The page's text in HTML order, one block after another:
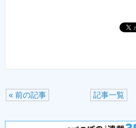
記事一覧
« 前の記事